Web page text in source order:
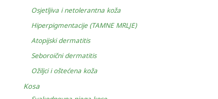
Osjetljiva i netolerantna koža
Hiperpigmentacije (TAMNE MRLJE)
Atopijski dermatitis
Seboroični dermatitis
Ožiljci i oštećena koža
Kosa